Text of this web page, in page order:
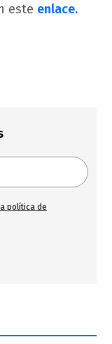
este enlace.
política de